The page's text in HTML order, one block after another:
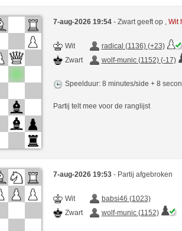
7-aug-2026 19:54 - Zwart geeft op , Wit
Wit
radical (1136) (+23)
Zwart
wolf-munic (1152) (-17)
Speelduur: 8 minutes/side + 8
Partij telt mee voor de ranglijst
7-aug-2026 19:53 - Partij afgebroken
Wit
babsi46 (1023)
Zwart
wolf-munic (1152)